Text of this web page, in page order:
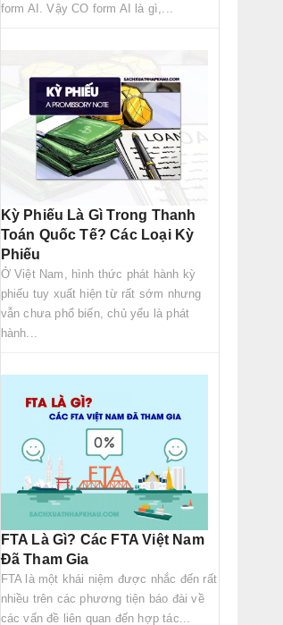
form AI. Vậy CO form AI là gì,...
Kỳ Phiếu Là Gì Trong Thanh
Toán Quốc Tế? Các Loại Kỳ
Phiếu
Ở Việt Nam, hình thức phát hành kỳ
phiếu tuy xuất hiện từ rất sớm nhưng
vẫn chưa phổ biến, chủ yếu là phát
hành...
FTA Là Gì? Các FTA Việt Nam
Đã Tham Gia
FTA là một khái niệm được nhắc đến rất
nhiều trên các phương tiện báo đài về
các vấn đề liên quan đến hợp tác...